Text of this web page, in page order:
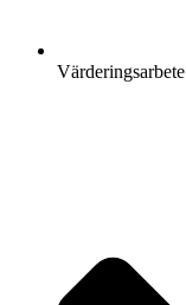
Värderingsarbete